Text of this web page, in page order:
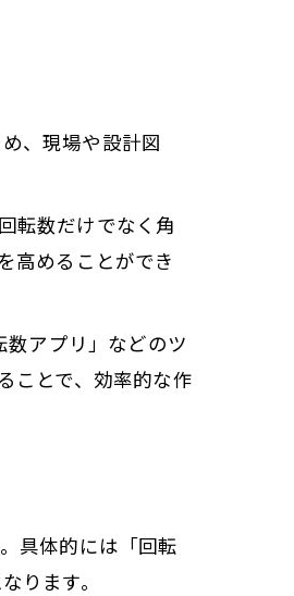
、現場や設計図
転数だけでなく角
高めることができ
アプリ」などのツ
ことで、効率的な作
具体的には「回転
ります。